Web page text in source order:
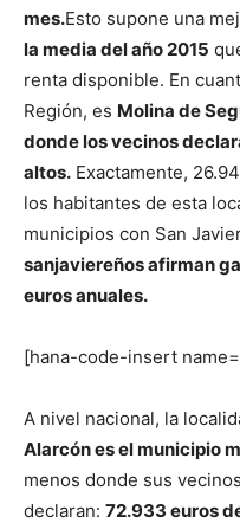
mes.Esto supone una
la media del año 2015
renta disponible. En
Región, es Molina de
donde los vecinos
altos. Exactamente,
los habitantes de esta
municipios con San
sanjaviereños afirman
euros anuales.
[hana-code-insert
A nivel nacional, la
Alarcón es el municipio
menos donde sus
declaran: 72.933 euros